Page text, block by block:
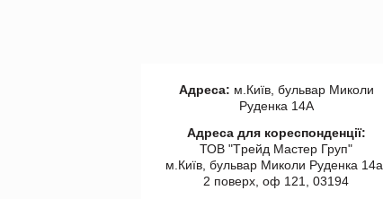
Адреса: м.Київ, бульвар Миколи
Руденка 14А
Адреса для кореспонденції:
ТОВ "Tрейд Мастер Груп"
м.Київ, бульвар Миколи Руденка 14а,
2 поверх, оф 121, 03194